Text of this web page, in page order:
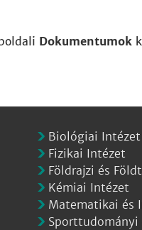
Dokumentumok
Biológiai Intézet
Fizikai Intézet
Földrajzi és
Kémiai Intézet
Matematikai és
Sporttudományi